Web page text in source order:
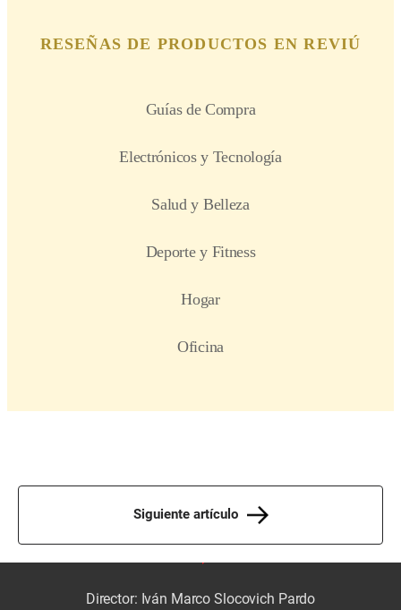
Siguiente artículo
Director: Iván Marco Slocovich Pardo